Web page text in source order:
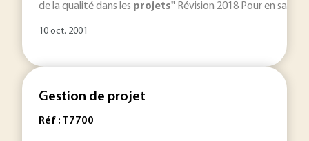
de la qualité dans les projets" Révision 2018 Pour en
10 oct. 2001
Gestion de projet
Réf : T7700